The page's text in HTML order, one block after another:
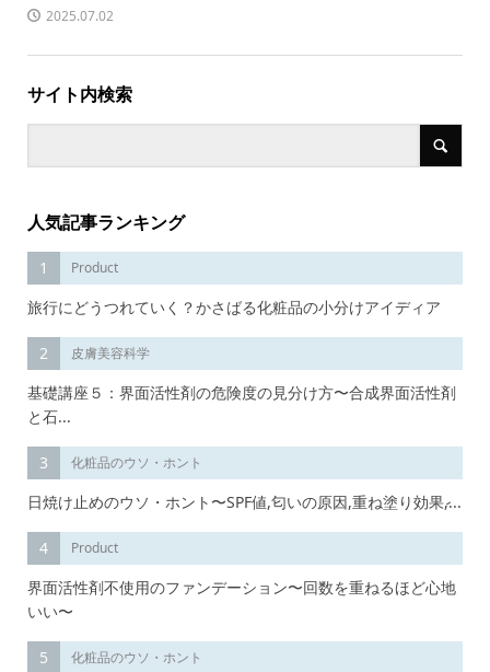
商品開発の意図や...
2025.07.02
サイト内検索
人気記事ランキング
1 Product
旅行にどうつれていく？かさばる化粧品の小分けアイディア
2 皮膚美容科学
基礎講座５：界面活性剤の危険度の見分け方〜合成界面活性剤
と石...
3 化粧品のウソ・ホント
日焼け止めのウソ・ホント〜SPF値,匂いの原因,重ね塗り効果,̷...
4 Product
界面活性剤不使用のファンデーション〜回数を重ねるほど心地
いい〜
5 化粧品のウソ・ホント